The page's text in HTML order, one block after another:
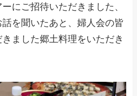
にご招待いただきました、
を聞いたあと、婦人会の皆
ました郷土料理をいただき